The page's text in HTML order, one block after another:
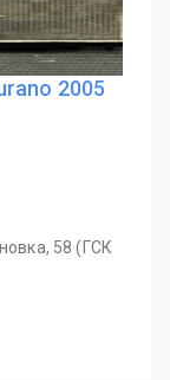
2005
58 (ГСК